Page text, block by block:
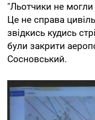
"Льотчики не
Це не справа
звідкись кудись
були закрити
Сосновський.